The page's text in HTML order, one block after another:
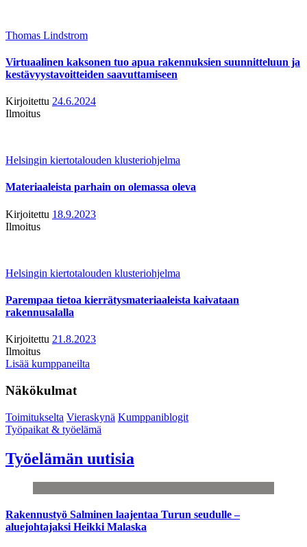
Thomas Lindstrom
Virtuaalinen kaksonen tuo apua rakennuksien suunnitteluun ja
kestävyystavoitteiden saavuttamiseen
Kirjoitettu 24.6.2024
Ilmoitus
Helsingin kiertotalouden klusteriohjelma
Materiaaleista parhain on olemassa oleva
Kirjoitettu 18.9.2023
Ilmoitus
Helsingin kiertotalouden klusteriohjelma
Parempaa tietoa kierrätysmateriaaleista kaivataan
rakennusalalla
Kirjoitettu 21.8.2023
Ilmoitus
Lisää kumppaneilta
Näkökulmat
Toimitukselta Vieraskynä Kumppaniblogit
Työpaikat & työelämä
Työelämän uutisia
Rakennustyö Salminen laajentaa Turun seudulle –
aluejohtajaksi Heikki Malaska